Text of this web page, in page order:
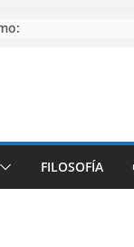
FILOSOFÍA